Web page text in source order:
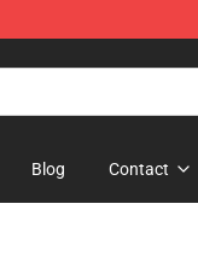
Blog Contact